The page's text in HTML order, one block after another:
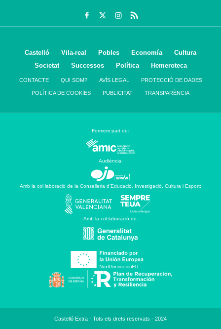
Castelló Vila-real Pobles Economía
Cultura
Societat
Successos Política Hemeroteca
CONTACTE QUI SOM? AVÍS LEGAL PROTECCIÓ DE DADES
POLÍTICA DE COOKIES PUBLICITAT TRANSPARÈNCIA
Formem part de:
Audiència:
Amb la col·laboració de la Conselleria d’Educació, Investigació, Cultura i Esport:
Amb la col·laboració de:
Castelló Extra - Tots els drets reservats - 2024